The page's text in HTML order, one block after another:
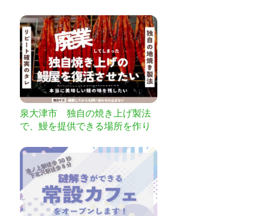
泉大津市 独自の焼き上げ製法
で、鰻を提供できる場所を作り